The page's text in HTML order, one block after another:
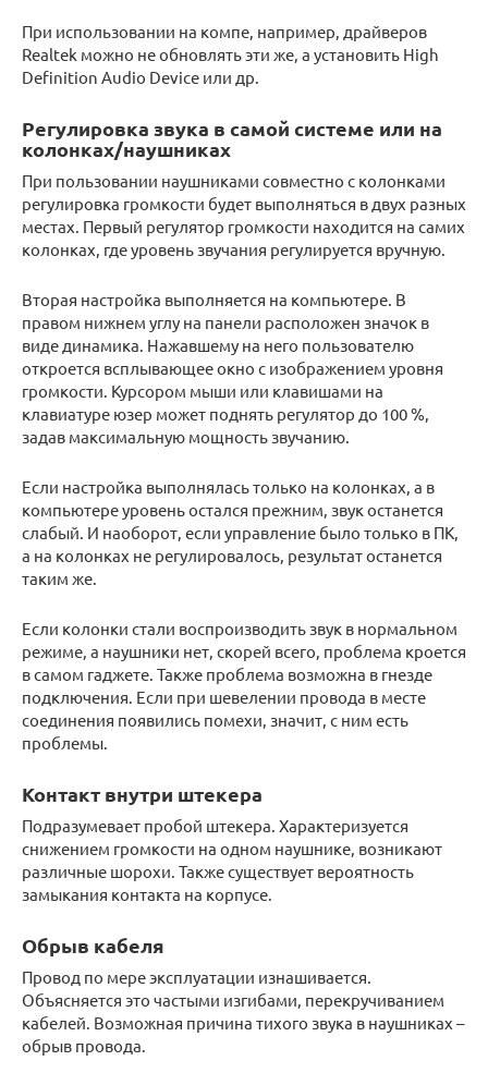
При использовании на компе, например, драйверов
Realtek можно не обновлять эти же, а установить High
Definition Audio Device или др.
Регулировка звука в самой системе или на
колонках/наушниках
При пользовании наушниками совместно с колонками
регулировка громкости будет выполняться в двух разных
местах. Первый регулятор громкости находится на самих
колонках, где уровень звучания регулируется вручную.
Вторая настройка выполняется на компьютере. В
правом нижнем углу на панели расположен значок в
виде динамика. Нажавшему на него пользователю
откроется всплывающее окно с изображением уровня
громкости. Курсором мыши или клавишами на
клавиатуре юзер может поднять регулятор до 100 %,
задав максимальную мощность звучанию.
Если настройка выполнялась только на колонках, а в
компьютере уровень остался прежним, звук останется
слабый. И наоборот, если управление было только в ПК,
а на колонках не регулировалось, результат останется
таким же.
Если колонки стали воспроизводить звук в нормальном
режиме, а наушники нет, скорей всего, проблема кроется
в самом гаджете. Также проблема возможна в гнезде
подключения. Если при шевелении провода в месте
соединения появились помехи, значит, с ним есть
проблемы.
Контакт внутри штекера
Подразумевает пробой штекера. Характеризуется
снижением громкости на одном наушнике, возникают
различные шорохи. Также существует вероятность
замыкания контакта на корпусе.
Обрыв кабеля
Провод по мере эксплуатации изнашивается.
Объясняется это частыми изгибами, перекручиванием
кабелей. Возможная причина тихого звука в наушниках –
обрыв провода.